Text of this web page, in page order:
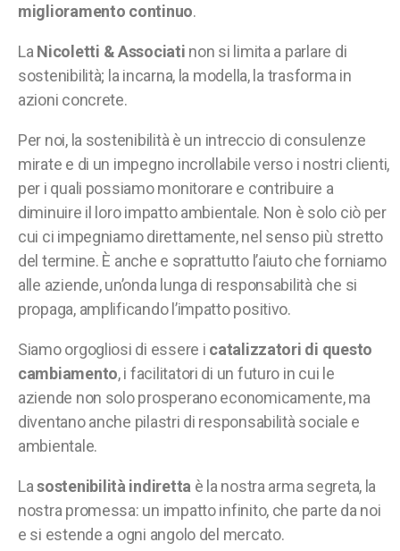
miglioramento continuo.
La Nicoletti & Associati non si limita a parlare di
sostenibilità; la incarna, la modella, la trasforma in
azioni concrete.
Per noi, la sostenibilità è un intreccio di consulenze
mirate e di un impegno incrollabile verso i nostri clienti,
per i quali possiamo monitorare e contribuire a
diminuire il loro impatto ambientale. Non è solo ciò per
cui ci impegniamo direttamente, nel senso più stretto
del termine. È anche e soprattutto l’aiuto che forniamo
alle aziende, un’onda lunga di responsabilità che si
propaga, amplificando l’impatto positivo.
Siamo orgogliosi di essere i catalizzatori di questo
cambiamento, i facilitatori di un futuro in cui le
aziende non solo prosperano economicamente, ma
diventano anche pilastri di responsabilità sociale e
ambientale.
Lasostenibilità indiretta è la nostra arma segreta, la
nostra promessa: un impatto infinito, che parte da noi
e si estende a ogni angolo del mercato.